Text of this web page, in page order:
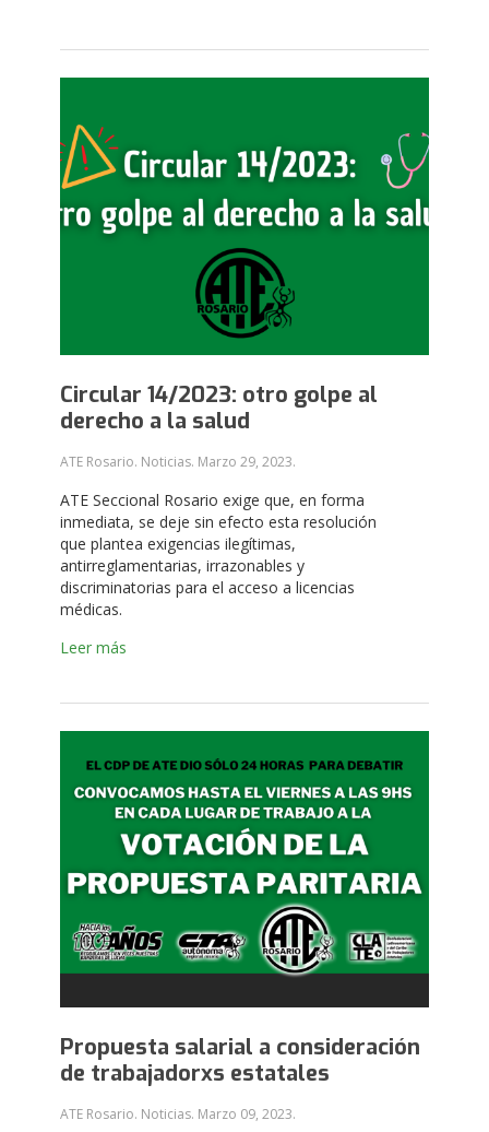
Circular 14/2023: otro golpe al
derecho a la salud
ATE Rosario. Noticias. Marzo 29, 2023.
ATE Seccional Rosario exige que, en forma
inmediata, se deje sin efecto esta resolución
que plantea exigencias ilegítimas,
antirreglamentarias, irrazonables y
discriminatorias para el acceso a licencias
médicas.
Leer más
Propuesta salarial a consideración
de trabajadorxs estatales
ATE Rosario. Noticias. Marzo 09, 2023.